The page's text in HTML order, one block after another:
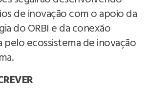
de inovação com o apoio da
do ORBI e da conexão
ecossistema de inovação